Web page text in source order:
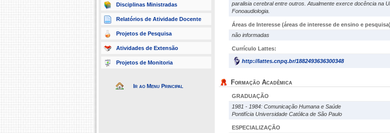
Disciplinas Ministradas
Relatórios de Atividade Docente
Projetos de Pesquisa
Atividades de Extensão
Projetos de Monitoria
Ir ao Menu Principal
paralisia cerebral entre outros. Atualmente exerce docência na
Fonoaudiologia.
Áreas de Interesse (áreas de interesse de ensino e pesquisa)
não informadas
Currículo Lattes:
http://lattes.cnpq.br/1882493636300348
Formação Acadêmica
GRADUAÇÃO
1981 - 1984: Comunicação Humana e Saúde
Pontifícia Universidade Católica de São Paulo
ESPECIALIZAÇÃO